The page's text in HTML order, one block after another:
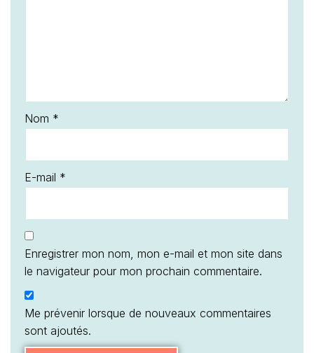
Nom *
E-mail *
Enregistrer mon nom, mon e-mail et mon site dans
le navigateur pour mon prochain commentaire.
Me prévenir lorsque de nouveaux commentaires
sont ajoutés.